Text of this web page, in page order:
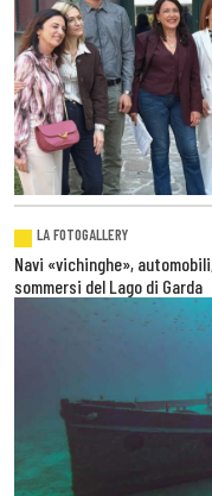
LA FOTOGALLERY
Navi «vichinghe»,
sommersi del Lago di Garda